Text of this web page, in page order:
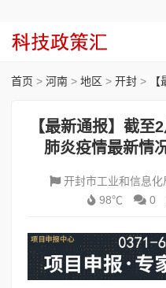
首页 > 河南 > 地区 > 开封 > 【
【最新通报】截至
肺炎疫情最新情
开封市工业和信息化
98℃
0